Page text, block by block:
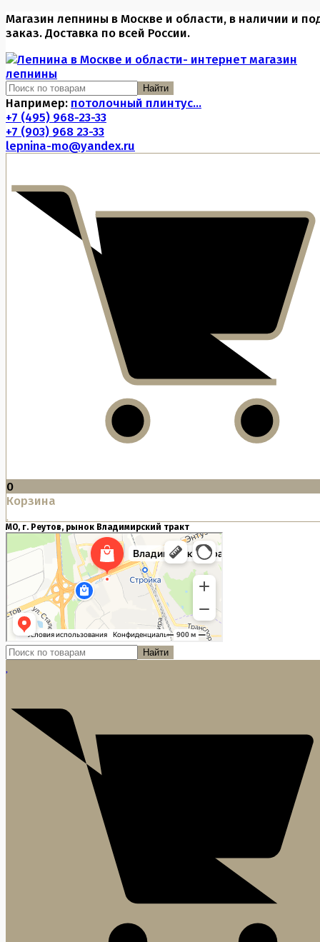
Магазин лепнины в Москве и области, в наличии и
заказ. Доставка по всей России.
Найти
Например: потолочный плинтус...
+7 (495) 968-23-33
+7 (903) 968 23-33
lepnina-mo@yandex.ru
0
Корзина
МО, г. Реутов, рынок Владимирский тракт
Найти